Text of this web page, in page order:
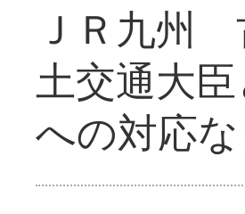
ＪＲ九州
土交通大
への対応